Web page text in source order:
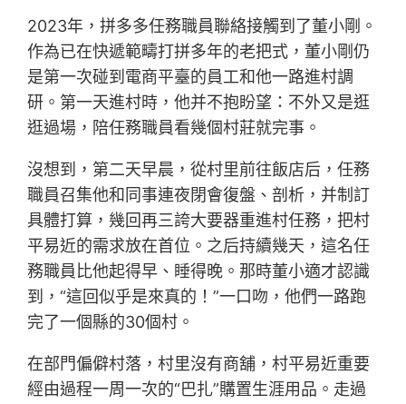
2023年，拼多多任務職員聯絡接觸到了董小剛。
作為已在快遞範疇打拼多年的老把式，董小剛仍
是第一次碰到電商平臺的員工和他一路進村調
研。第一天進村時，他并不抱盼望：不外又是逛
逛過場，陪任務職員看幾個村莊就完事。
沒想到，第二天早晨，從村里前往飯店后，任務
職員召集他和同事連夜閉會復盤、剖析，并制訂
具體打算，幾回再三誇大要器重進村任務，把村
平易近的需求放在首位。之后持續幾天，這名任
務職員比他起得早、睡得晚。那時董小適才認識
到，“這回似乎是來真的！”一口吻，他們一路跑
完了一個縣的30個村。
在部門偏僻村落，村里沒有商舖，村平易近重要
經由過程一周一次的“巴扎”購置生涯用品。走過